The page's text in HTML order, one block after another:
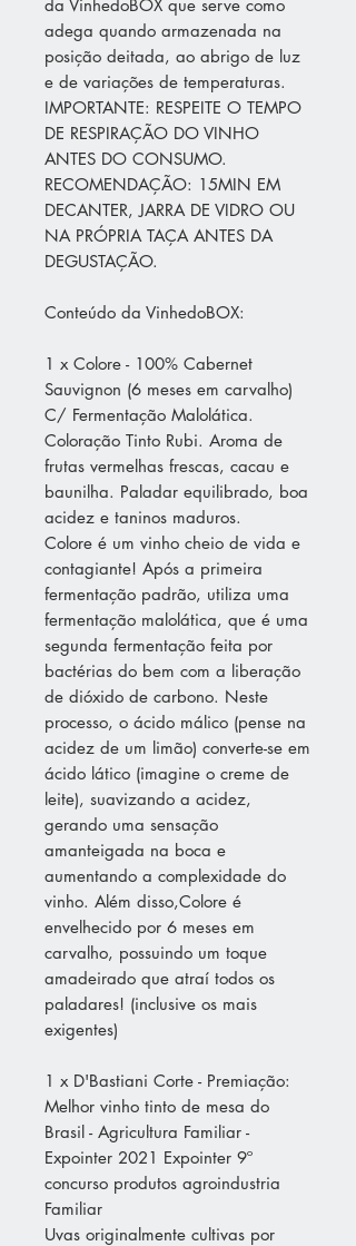
da VinhedoBOX que serve como
adega quando armazenada na
posição deitada, ao abrigo de luz
e de variações de temperaturas.
IMPORTANTE: RESPEITE O TEMPO
DE RESPIRAÇÃO DO VINHO
ANTES DO CONSUMO.
RECOMENDAÇÃO: 15MIN EM
DECANTER, JARRA DE VIDRO OU
NA PRÓPRIA TAÇA ANTES DA
DEGUSTAÇÃO.
Conteúdo da VinhedoBOX:
1 x Colore - 100% Cabernet
Sauvignon (6 meses em carvalho)
C/ Fermentação Malolática.
Coloração Tinto Rubi. Aroma de
frutas vermelhas frescas, cacau e
baunilha. Paladar equilibrado, boa
acidez e taninos maduros.
Colore é um vinho cheio de vida e
contagiante! Após a primeira
fermentação padrão, utiliza uma
fermentação malolática, que é uma
segunda fermentação feita por
bactérias do bem com a liberação
de dióxido de carbono. Neste
processo, o ácido málico (pense na
acidez de um limão) converte-se em
ácido lático (imagine o creme de
leite), suavizando a acidez,
gerando uma sensação
amanteigada na boca e
aumentando a complexidade do
vinho. Além disso,Colore é
envelhecido por 6 meses em
carvalho, possuindo um toque
amadeirado que atraí todos os
paladares! (inclusive os mais
exigentes)
1 x D'Bastiani Corte - Premiação:
Melhor vinho tinto de mesa do
Brasil - Agricultura Familiar -
Expointer 2021 Expointer 9º
concurso produtos agroindustria
Familiar
Uvas originalmente cultivas por